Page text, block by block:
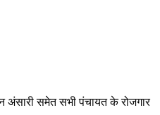
अंसारी समेत सभी पंचायत के रोजगार